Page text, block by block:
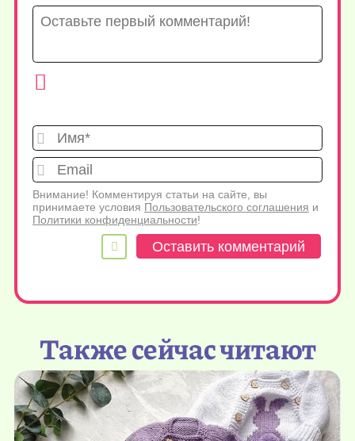
Имя*
Внимание! Комментируя статьи на сайте, вы
принимаете условия Пользовательского соглашения и
Политики конфиденциальности!
Также сейчас читают